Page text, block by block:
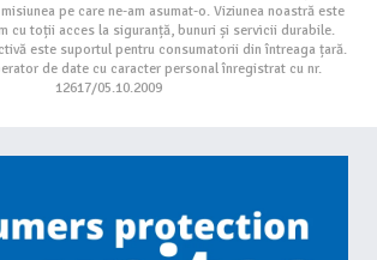
pe care ne-am asumat-o. Viziunea noastră este
cu toții acces la siguranță, bunuri și servicii durabile.
este suportul pentru consumatorii din întreaga țară.
de date cu caracter personal înregistrat cu nr.
12617/05.10.2009